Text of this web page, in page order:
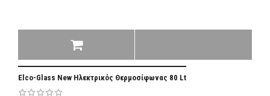
Elco-Glass New Ηλεκτρικός Θερμοσίφωνας 80 Lt